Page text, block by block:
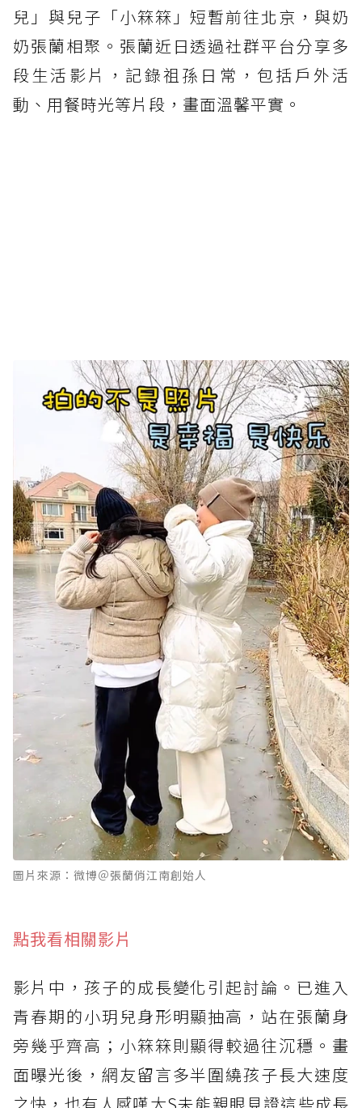
兒」與兒子「小箖箖」短暫前往北京，與奶
奶張蘭相聚。張蘭近日透過社群平台分享多
段生活影片，記錄祖孫日常，包括戶外活
動、用餐時光等片段，畫面溫馨平實。
圖片來源：微博＠張蘭俏江南創始人
點我看相關影片
影片中，孩子的成長變化引起討論。已進入
青春期的小玥兒身形明顯抽高，站在張蘭身
旁幾乎齊高；小箖箖則顯得較過往沉穩。畫
面曝光後，網友留言多半圍繞孩子長大速度